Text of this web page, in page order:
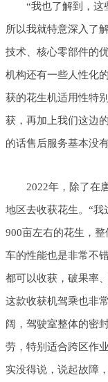
“我也了解到，这
所以我就特意深入了
技术、核心零部件的
机构还有一些人性化
获的花生机适用性特
获，再加上我们这边
的话售后服务基本没
2022年，除了在
地区去收获花生。“我
900亩左右的花生，
车的性能也是非常不
都可以收获，破果率
这款收获机驾乘也非
阔，驾驶室整体的密
劳，特别适合跨区作
实没得说，说起故障